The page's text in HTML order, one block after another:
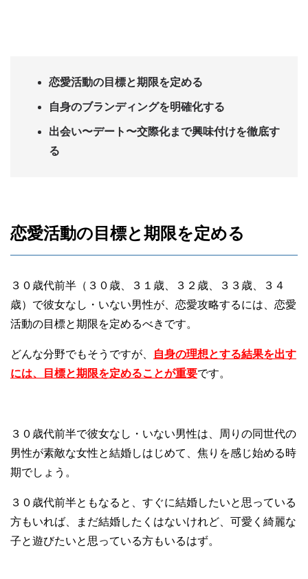
恋愛活動の目標と期限を定める
自身のブランディングを明確化する
出会い〜デート〜交際化まで興味付けを徹底す
る
恋愛活動の目標と期限を定める
３０歳代前半（３０歳、３１歳、３２歳、３３歳、３４
歳）で彼女なし・いない男性が、恋愛攻略するには、恋愛
活動の目標と期限を定めるべきです。
どんな分野でもそうですが、
自身の理想とする結果を出す
には、目標と期限を定めることが重要です。
３０歳代前半で彼女なし・いない男性は、周りの同世代の
男性が素敵な女性と結婚しはじめて、焦りを感じ始める時
期でしょう。
３０歳代前半ともなると、すぐに結婚したいと思っている
方もいれば、まだ結婚したくはないけれど、可愛く綺麗な
子と遊びたいと思っている方もいるはず。